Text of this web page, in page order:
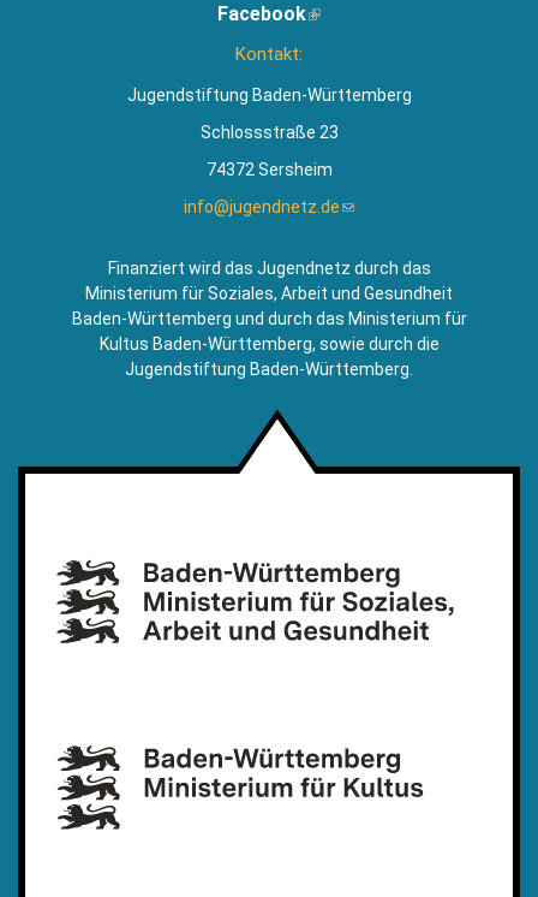
extern)
Facebook(Link
Kontakt:
Jugendstiftung Baden-Württemberg
Schlossstraße 23
74372 Sersheim
info@jugendnetz.de(Link
Mail)
Finanziert wird das Jugendnetz durch das
Ministerium für Soziales, Arbeit und Gesundheit
Baden-Württemberg und durch das Ministerium für
Kultus Baden-Württemberg, sowie durch die
Jugendstiftung Baden-Württemberg.